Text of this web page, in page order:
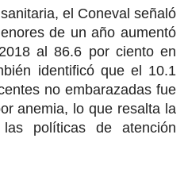
el Coneval señaló
de un año aumentó
al 86.6 por ciento en
identificó que el 10.1
no embarazadas fue
anemia, lo que resalta la
políticas de atención